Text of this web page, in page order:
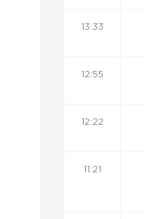
13:33
12:55
12:22
11:21